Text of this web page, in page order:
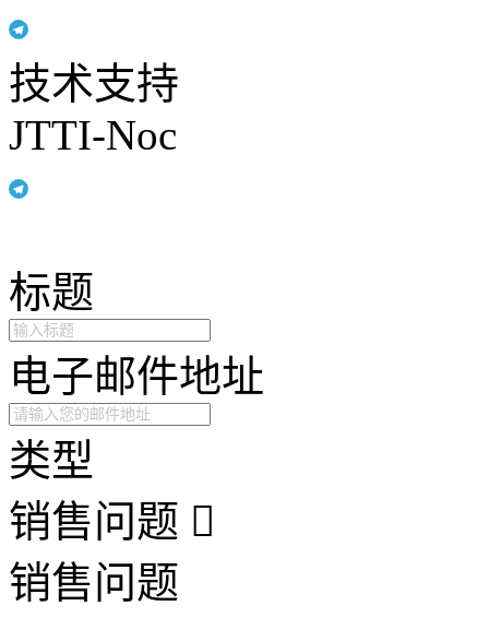
技术支持
JTTI-Noc
标题
电子邮件地址
类型
销售问题
销售问题